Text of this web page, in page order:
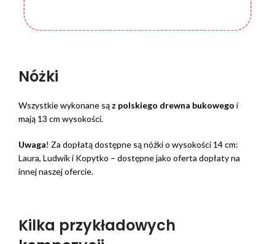
Nóżki
Wszystkie wykonane są z polskiego drewna bukowego i
mają 13 cm wysokości.
Uwaga! Za dopłatą dostępne są nóżki o wysokości 14 cm:
Laura, Ludwik i Kopytko – dostępne jako oferta dopłaty na
innej naszej ofercie.
Kilka przykładowych